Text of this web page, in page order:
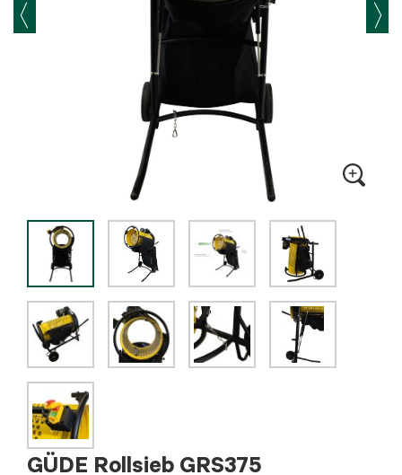
GÜDE Rollsieb GRS375